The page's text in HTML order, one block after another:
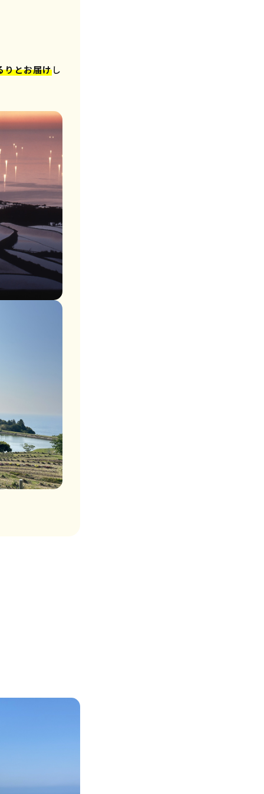
りとお届けし